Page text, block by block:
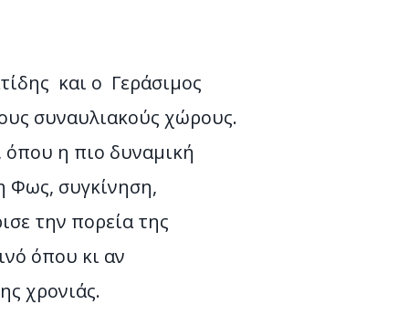
και ο Γεράσιμος
συναυλιακούς χώρους.
όπου η πιο δυναμική
Φως, συγκίνηση,
την πορεία της
όπου κι αν
χρονιάς.